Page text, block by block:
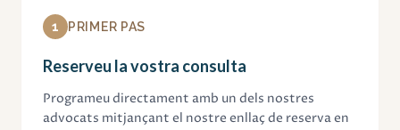
1 PRIMER PAS
Reserveu la vostra consulta
Programeu directament amb un dels nostres
advocats mitjançant el nostre enllaç de reserva en